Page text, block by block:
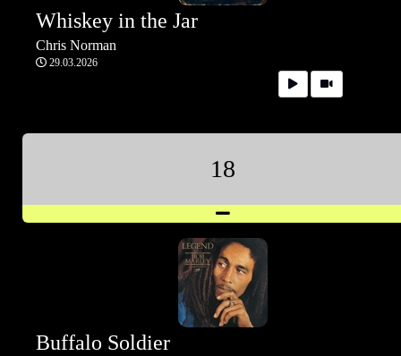
Whiskey in the Jar
Chris Norman
29.03.2026
18
Buffalo Soldier